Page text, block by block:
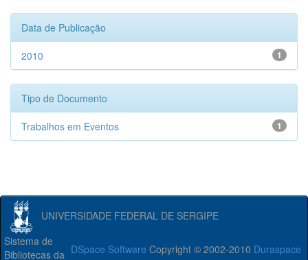
Data de Publicação
1
2010
Tipo de Documento
1
Trabalhos em Eventos
UNIVERSIDADE FEDERAL DE SERGIPE
DSpace Software Copyright © 2002-2010 Duraspace
Sistema de
Bibliotecas da